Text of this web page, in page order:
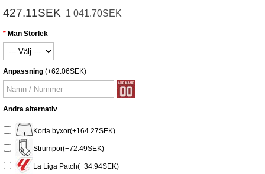
427.11SEK 1 041.70SEK
Män Storlek
Anpassning (+62.06SEK)
Andra alternativ
Korta byxor(+164.27SEK)
Strumpor(+72.49SEK)
La Liga Patch(+34.94SEK)